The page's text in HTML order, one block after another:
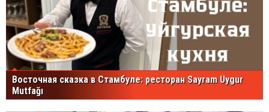
Восточная сказка в Стамбуле: ресторан Sayram Uygur
Mutfağı